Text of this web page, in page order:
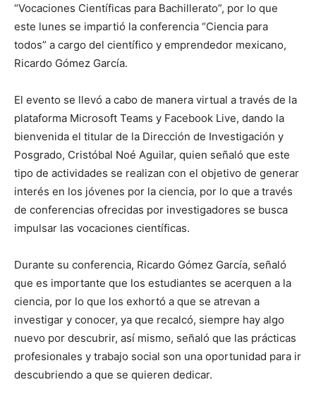
“Vocaciones Científicas para Bachillerato”, por lo que
este lunes se impartió la conferencia “Ciencia para
todos” a cargo del científico y emprendedor mexicano,
Ricardo Gómez García.
El evento se llevó a cabo de manera virtual a través de la
plataforma Microsoft Teams y Facebook Live, dando la
bienvenida el titular de la Dirección de Investigación y
Posgrado, Cristóbal Noé Aguilar, quien señaló que este
tipo de actividades se realizan con el objetivo de generar
interés en los jóvenes por la ciencia, por lo que a través
de conferencias ofrecidas por investigadores se busca
impulsar las vocaciones científicas.
Durante su conferencia, Ricardo Gómez García, señaló
que es importante que los estudiantes se acerquen a la
ciencia, por lo que los exhortó a que se atrevan a
investigar y conocer, ya que recalcó, siempre hay algo
nuevo por descubrir, así mismo, señaló que las prácticas
profesionales y trabajo social son una oportunidad para ir
descubriendo a que se quieren dedicar.